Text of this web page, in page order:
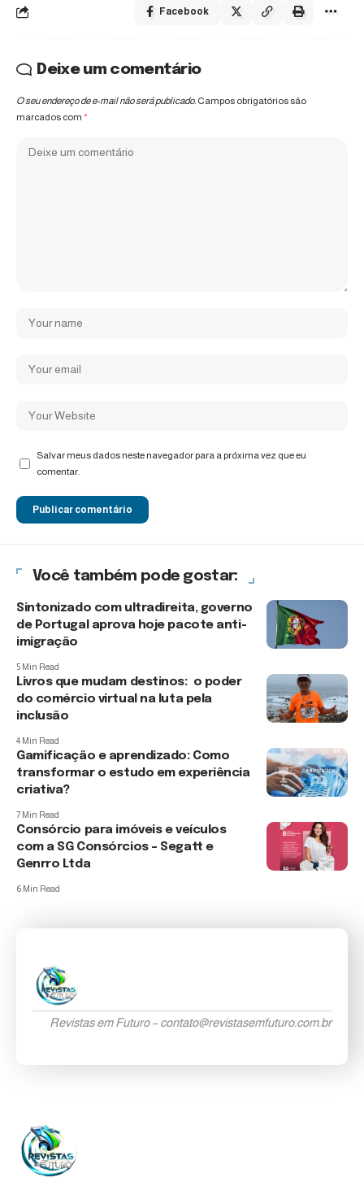
Facebook
Deixe um comentário
O seu endereço de e-mail não será publicado. Campos obrigatórios são
marcados com *
Salvar meus dados neste navegador para a próxima vez que eu
comentar.
Você também pode gostar:
Sintonizado com ultradireita, governo
de Portugal aprova hoje pacote anti-
imigração
5 Min Read
Livros que mudam destinos: o poder
do comércio virtual na luta pela
inclusão
4 Min Read
Gamificação e aprendizado: Como
transformar o estudo em experiência
criativa?
7 Min Read
Consórcio para imóveis e veículos
com a SG Consórcios – Segatt e
Genrro Ltda
6 Min Read
Revistas em Futuro –contato@revistasemfuturo.com.br